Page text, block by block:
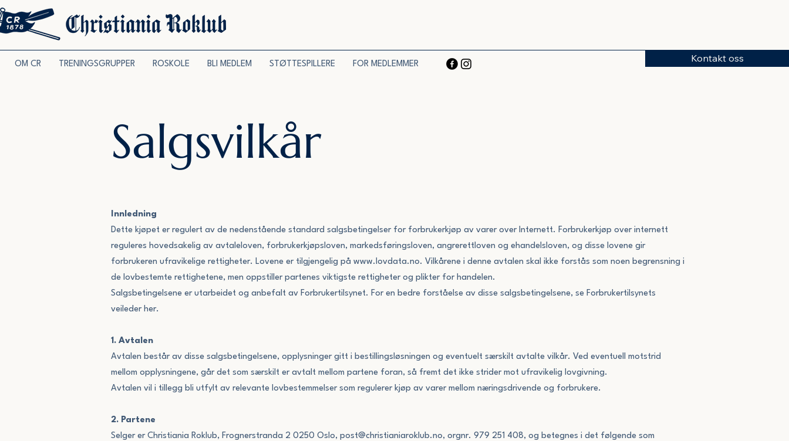
OM CR TRENINGSGRUPPER ROSKOLE BLI MEDLEM STØTTESPILLERE FOR MEDLEMMER
Kontakt oss
Salgsvilkår
Innledning
Dette kjøpet er regulert av de nedenstående standard salgsbetingelser for forbrukerkjøp av varer over Internett. Forbrukerkjøp over internett
reguleres hovedsakelig av avtaleloven, forbrukerkjøpsloven, markedsføringsloven, angrerettloven og ehandelsloven, og disse lovene gir
forbrukeren ufravikelige rettigheter. Lovene er tilgjengelig på www.lovdata.no. Vilkårene i denne avtalen skal ikke forstås som noen begrensning i
de lovbestemte rettighetene, men oppstiller partenes viktigste rettigheter og plikter for handelen.
Salgsbetingelsene er utarbeidet og anbefalt av Forbrukertilsynet. For en bedre forståelse av disse salgsbetingelsene, se Forbrukertilsynets
veileder her.
1. Avtalen
Avtalen består av disse salgsbetingelsene, opplysninger gitt i bestillingsløsningen og eventuelt særskilt avtalte vilkår. Ved eventuell motstrid
mellom opplysningene, går det som særskilt er avtalt mellom partene foran, så fremt det ikke strider mot ufravikelig lovgivning.
Avtalen vil i tillegg bli utfylt av relevante lovbestemmelser som regulerer kjøp av varer mellom næringsdrivende og forbrukere.
2. Partene
Selger er Christiania Roklub, Frognerstranda 2 0250 Oslo, post@christianiaroklub.no, orgnr. 979 251 408, og betegnes i det følgende som